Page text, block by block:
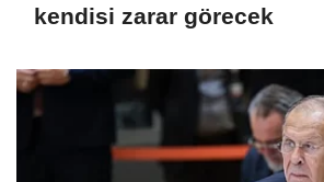
kendisi zarar görecek